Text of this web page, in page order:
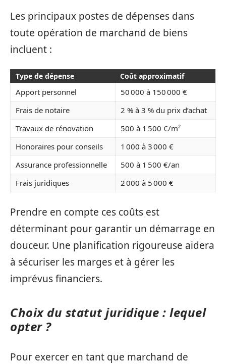
Les principaux postes de dépenses dans
toute opération de marchand de biens
incluent :
Type de dépense Coût approximatif
Apport personnel
50 000 à 150 000 €
Frais de notaire
2 % à 3 % du prix d’achat
Travaux de rénovation
500 à 1 500 €/m²
Honoraires pour conseils
1 000 à 3 000 €
Assurance professionnelle
500 à 1 500 €/an
Frais juridiques
2 000 à 5 000 €
Prendre en compte ces coûts est
déterminant pour garantir un démarrage en
douceur. Une planification rigoureuse aidera
à sécuriser les marges et à gérer les
imprévus financiers.
Choix du statut juridique : lequel
opter ?
Pour exercer en tant que marchand de